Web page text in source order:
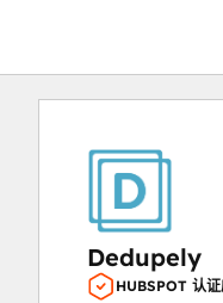
Dedupely
HUBSPOT 认